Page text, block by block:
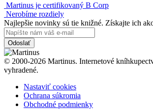
Martinus je certifikovaný B Corp
Nerobíme rozdiely
Najlepšie novinky sú tie knižné. Získajte ich
Odoslať
© 2000-2026 Martinus. Internetové
vyhradené.
Nastaviť cookies
Ochrana súkromia
Obchodné podmienky